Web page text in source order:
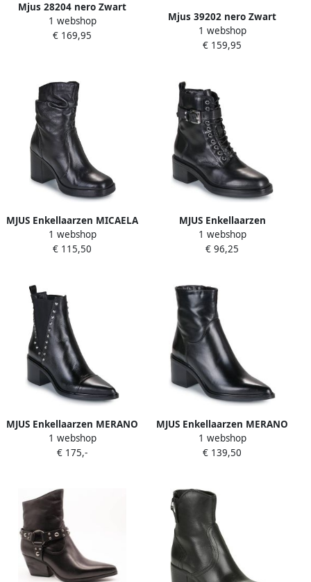
Mjus 28204 nero Zwart
1 webshop
€ 169,95
Mjus 39202 nero Zwart
1 webshop
€ 159,95
MJUS Enkellaarzen MICAELA
MID
1 webshop
€ 115,50
MJUS Enkellaarzen
CORTINELLA
1 webshop
€ 96,25
MJUS Enkellaarzen MERANO
STUDS
1 webshop
€ 175,-
MJUS Enkellaarzen MERANO
1 webshop
€ 139,50